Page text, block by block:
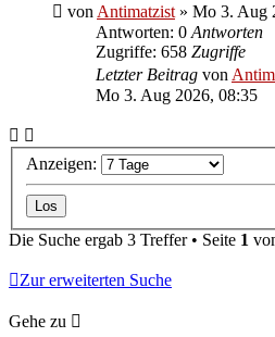
von Antimatzist » Mo 3. Aug
Antworten: 0 Antworten
Zugriffe: 658 Zugriffe
Letzter Beitrag von
Mo 3. Aug 2026, 08:35
Anzeigen:
Die Suche ergab 3 Treffer • Seite 1
Zur erweiterten Suche
Gehe zu